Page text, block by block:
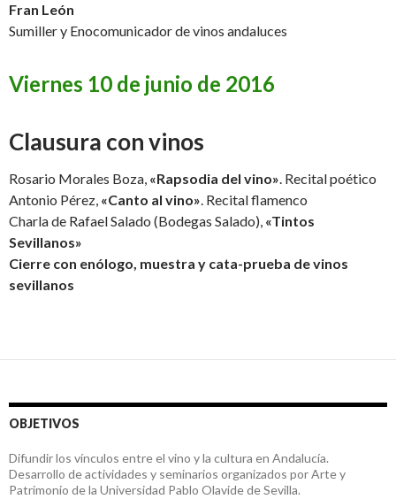
Fran León
Sumiller y Enocomunicador de vinos andaluces
Viernes 10 de junio de 2016
Clausura con vinos
Rosario Morales Boza, «Rapsodia del vino». Recital poético
Antonio Pérez, «Canto al vino». Recital flamenco
Charla de Rafael Salado (Bodegas Salado), «Tintos
Sevillanos»
Cierre con enólogo, muestra y cata-prueba de vinos
sevillanos
OBJETIVOS
Difundir los vínculos entre el vino y la cultura en Andalucía.
Desarrollo de actividades y seminarios organizados por Arte y
Patrimonio de la Universidad Pablo Olavide de Sevilla.